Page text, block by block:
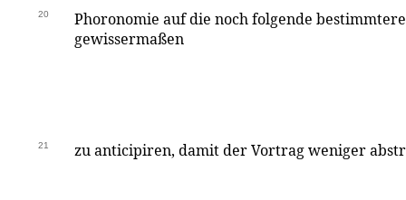
20
Phoronomie auf die noch folgende
gewissermaßen
21 zu anticipiren, damit der Vortrag weniger